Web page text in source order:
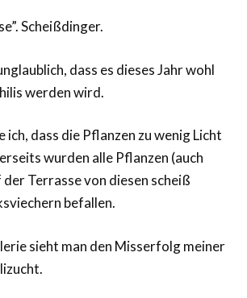
Scheißdinger.
dass es dieses Jahr wohl
werden wird.
ich, dass die Pflanzen zu wenig Licht
wurden alle Pflanzen (auch
Terrasse von diesen scheiß
befallen.
sieht man den Misserfolg meiner